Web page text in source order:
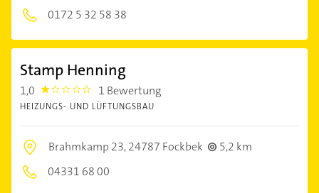
0172 5 32 58 38
Stamp Henning
1,0 1.0 1 Bewertung
HEIZUNGS- UND LÜFTUNGSBAU
Brahmkamp 23,24787 Fockbek
5,2 km
04331 68 00